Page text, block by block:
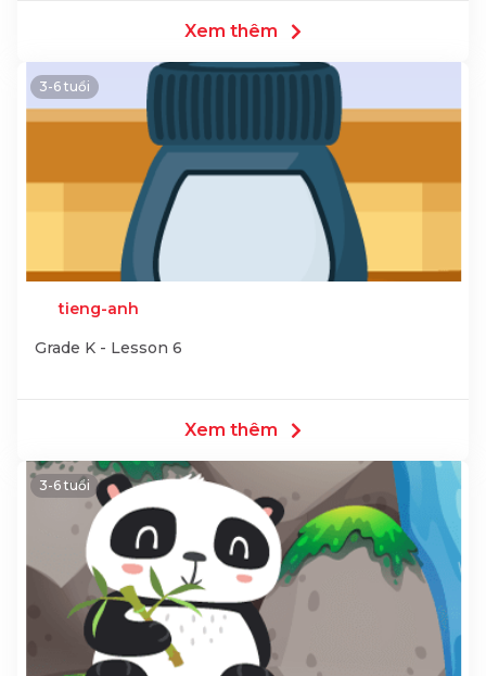
Xem thêm
3-6 tuổi
tieng-anh
Grade K - Lesson 6
Xem thêm
3-6 tuổi